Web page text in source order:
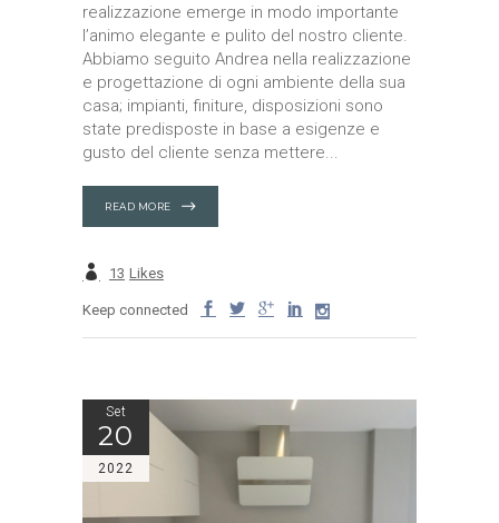
realizzazione emerge in modo importante
l’animo elegante e pulito del nostro cliente.
Abbiamo seguito Andrea nella realizzazione
e progettazione di ogni ambiente della sua
casa; impianti, finiture, disposizioni sono
state predisposte in base a esigenze e
gusto del cliente senza mettere
READ MORE
13 Likes
Keep connected
Set
20
2022